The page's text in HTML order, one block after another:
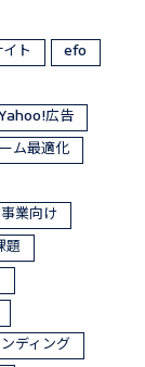
ト
efo
広告
ム最適化
業向け
題
ディング